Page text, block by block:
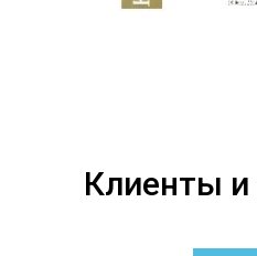
Клиенты